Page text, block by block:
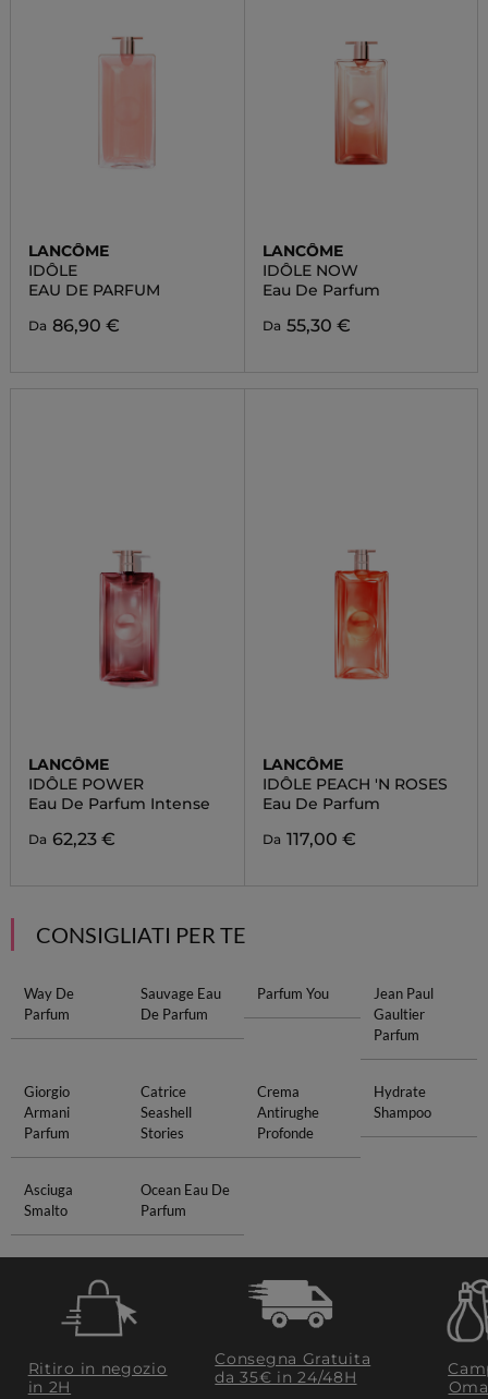
LANCÔME
IDÔLE
EAU DE PARFUM
Da 86,90 €
LANCÔME
IDÔLE NOW
Eau De Parfum
Da 55,30 €
LANCÔME
IDÔLE POWER
Eau De Parfum Intense
Da 62,23 €
LANCÔME
IDÔLE PEACH 'N ROSES
Eau De Parfum
Da 117,00 €
CONSIGLIATI PER TE
Way De
Parfum
Sauvage Eau
De Parfum
Parfum You
Jean Paul
Gaultier
Parfum
Giorgio
Armani
Parfum
Catrice
Seashell
Stories
Crema
Antirughe
Profonde
Hydrate
Shampoo
Asciuga
Smalto
Ocean Eau De
Parfum
Ritiro in negozio
in 2H
Consegna Gratuita
da 35€​ in 24/48H